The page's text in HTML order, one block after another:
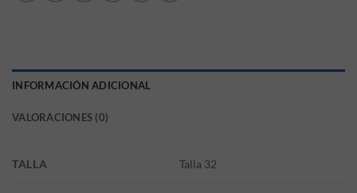
INFORMACIÓN ADICIONAL
VALORACIONES (0)
TALLA Talla 32